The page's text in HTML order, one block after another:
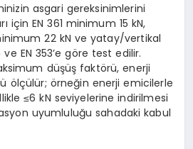
asgari gereksinimlerini
için EN 361 minimum 15 kN,
22 kN ve yatay/vertikal
EN 353’e göre test edilir.
düşüş faktörü, enerji
ölçülür; örneğin enerji emicilerle
≤6 kN seviyelerine indirilmesi
uyumluluğu sahadaki kabul